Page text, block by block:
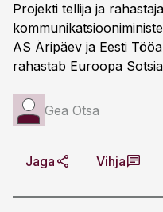
Projekti tellija ja
AS Äripäev ja Eesti
rahastab Euroopa
Gea Otsa
Jaga Vihja